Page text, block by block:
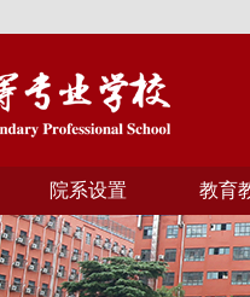
院系设置 教育